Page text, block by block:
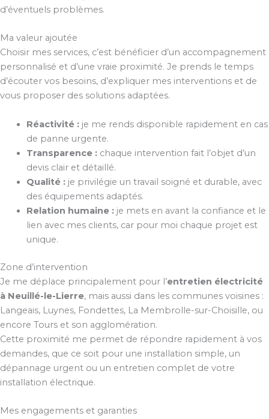
d’éventuels problèmes.
Ma valeur ajoutée
Choisir mes services, c’est bénéficier d’un accompagnement
personnalisé et d’une vraie proximité. Je prends le temps
d’écouter vos besoins, d’expliquer mes interventions et de
vous proposer des solutions adaptées.
Réactivité :je me rends disponible rapidement en cas
de panne urgente.
Transparence :chaque intervention fait l’objet d’un
devis clair et détaillé.
Qualité :je privilégie un travail soigné et durable, avec
des équipements adaptés.
Relation humaine :je mets en avant la confiance et le
lien avec mes clients, car pour moi chaque projet est
unique.
Zone d’intervention
Je me déplace principalement pour l’entretien électricité
à Neuillé-le-Lierre, mais aussi dans les communes voisines :
Langeais, Luynes, Fondettes, La Membrolle-sur-Choisille, ou
encore Tours et son agglomération.
Cette proximité me permet de répondre rapidement à vos
demandes, que ce soit pour une installation simple, un
dépannage urgent ou un entretien complet de votre
installation électrique.
Mes engagements et garanties